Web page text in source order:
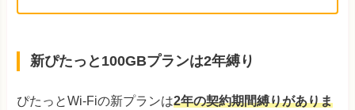
新ぴたっと100GBプランは2年縛り
ぴたっとWi-Fiの新プランは2年の契約期間縛りがありま